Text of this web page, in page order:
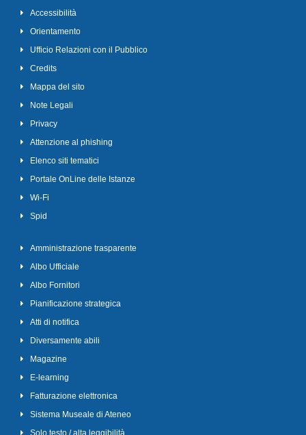
Accessibilità
Orientamento
Ufficio Relazioni con il Pubblico
Credits
Mappa del sito
Note Legali
Privacy
Attenzione al phishing
Elenco siti tematici
Portale OnLine delle Istanze
Wi-Fi
Spid
Amministrazione trasparente
Albo Ufficiale
Albo Fornitori
Pianificazione strategica
Atti di notifica
Diversamente abili
Magazine
E-learning
Fatturazione elettronica
Sistema Museale di Ateneo